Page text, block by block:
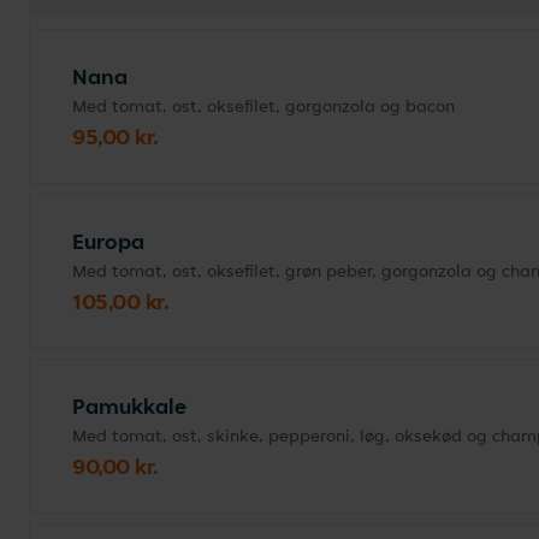
Nana
Med tomat, ost, oksefilet, gorgonzola og bacon
95,00 kr.
Europa
Med tomat, ost, oksefilet, grøn peber, gorgonzola og
105,00 kr.
Pamukkale
Med tomat, ost, skinke, pepperoni, løg, oksekød og
90,00 kr.